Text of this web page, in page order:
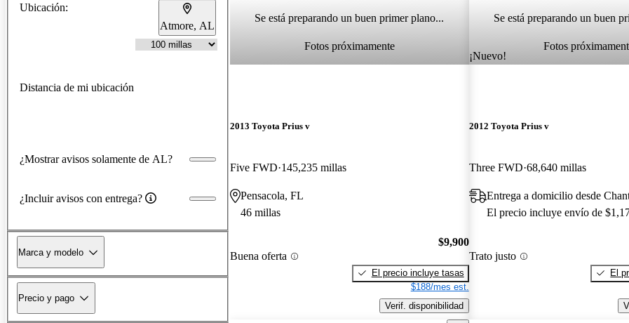
Ubicación:
Atmore, AL
Distancia de mi ubicación
¿Mostrar avisos solamente de AL?
¿Incluir avisos con entrega?
Marca y modelo
Precio y pago
Se está preparando un buen primer plano...
Fotos próximamente
2013 Toyota Prius v
Five FWD 145,235 millas
Pensacola, FL
46 millas
Buena oferta
$9,900
El precio incluye tasas
$188/mes est.
Verif. disponibilidad
Se está preparando un buen
Fotos
¡Nuevo!
2012 Toyota Prius v
Three FWD 68,640 millas
Entrega a domicilio desde
El precio incluye envío de
Trato justo
El